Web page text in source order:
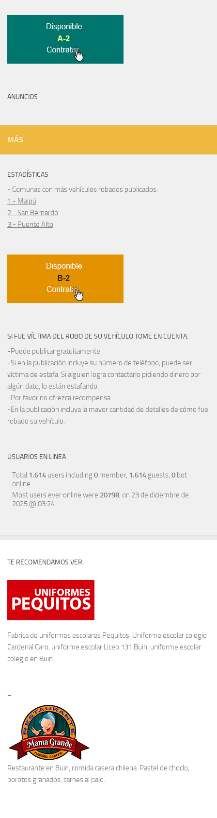
ANUNCIOS
MÁS
ESTADÍSTICAS
- Comunas con más vehículos robados publicados:
1.- Maipú
2.- San Bernardo
3.- Puente Alto
SI FUE VÍCTIMA DEL ROBO DE SU VEHÍCULO TOME EN CUENTA:
-Puede publicar gratuitamente.
-Si en la publicación incluye su número de teléfono, puede ser
víctima de estafa. Si alguien logra contactarlo pidiendo dinero por
algún dato, lo están estafando.
-Por favor no ofrezca recompensa.
-En la publicación incluya la mayor cantidad de detalles de cómo fue
robado su vehículo.
USUARIOS EN LINEA
Total 1.614 users including0 member, 1.614 guests, 0 bot
online
Most users ever online were 20798, on 23 de diciembre de
2025 @ 03:24
TE RECOMENDAMOS VER:
Fabrica de uniformes escolares Pequitos. Uniforme escolar colegio
Cardenal Caro, uniforme escolar Liceo 131 Buin, uniforme escolar
colegio en Buin.
–
Restaurante en Buin, comida casera chilena. Pastel de choclo,
porotos granados, carnes al palo.